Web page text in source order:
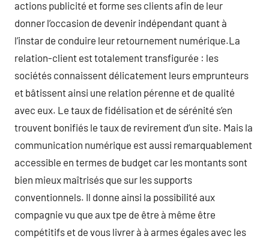
actions publicité et forme ses clients afin de leur
donner l’occasion de devenir indépendant quant à
l’instar de conduire leur retournement numérique.La
relation-client est totalement transfigurée : les
sociétés connaissent délicatement leurs emprunteurs
et bâtissent ainsi une relation pérenne et de qualité
avec eux. Le taux de fidélisation et de sérénité s’en
trouvent bonifiés le taux de revirement d’un site. Mais la
communication numérique est aussi remarquablement
accessible en termes de budget car les montants sont
bien mieux maîtrisés que sur les supports
conventionnels. Il donne ainsi la possibilité aux
compagnie vu que aux tpe de être à même être
compétitifs et de vous livrer à à armes égales avec les